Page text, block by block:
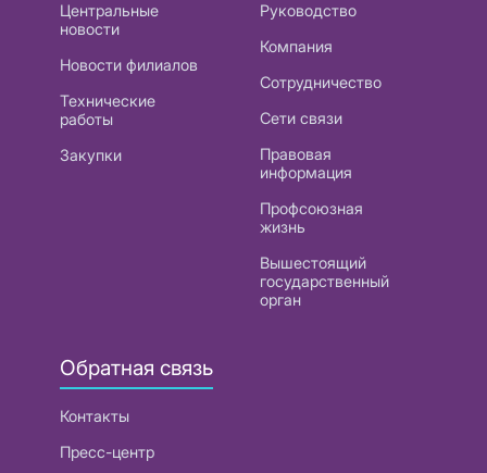
Центральные
новости
Новости филиалов
Технические
работы
Закупки
Руководство
Компания
Сотрудничество
Сети связи
Правовая
информация
Профсоюзная
жизнь
Вышестоящий
государственный
орган
Обратная связь
Контакты
Пресс-центр